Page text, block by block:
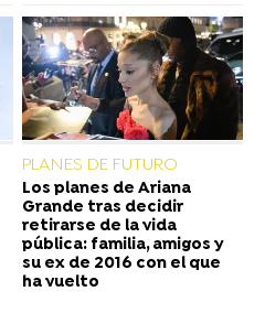
PLANES DE FUTURO
Los planes de Ariana
Grande tras decidir
retirarse de la vida
pública: familia, amigos y
su ex de 2016 con el que
ha vuelto